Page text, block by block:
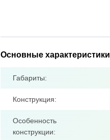
Основные характеристики
Габариты:
Конструкция:
Особенность
конструкции: